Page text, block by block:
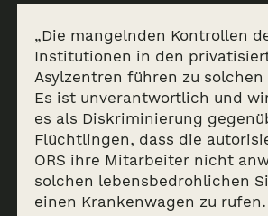
„Die mangelnden Kontrollen
Institutionen in den
Asylzentren führen zu
Es ist unverantwortlich und
es als Diskriminierung
Flüchtlingen, dass die
ORS ihre Mitarbeiter nicht
solchen lebensbedrohlichen
einen Krankenwagen zu